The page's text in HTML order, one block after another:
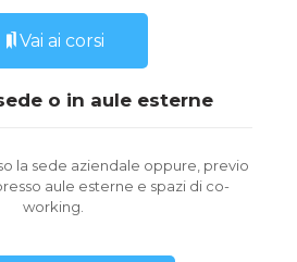
Vai ai corsi
o in aule esterne
la sede aziendale oppure, previo
aule esterne e spazi di co-
working.